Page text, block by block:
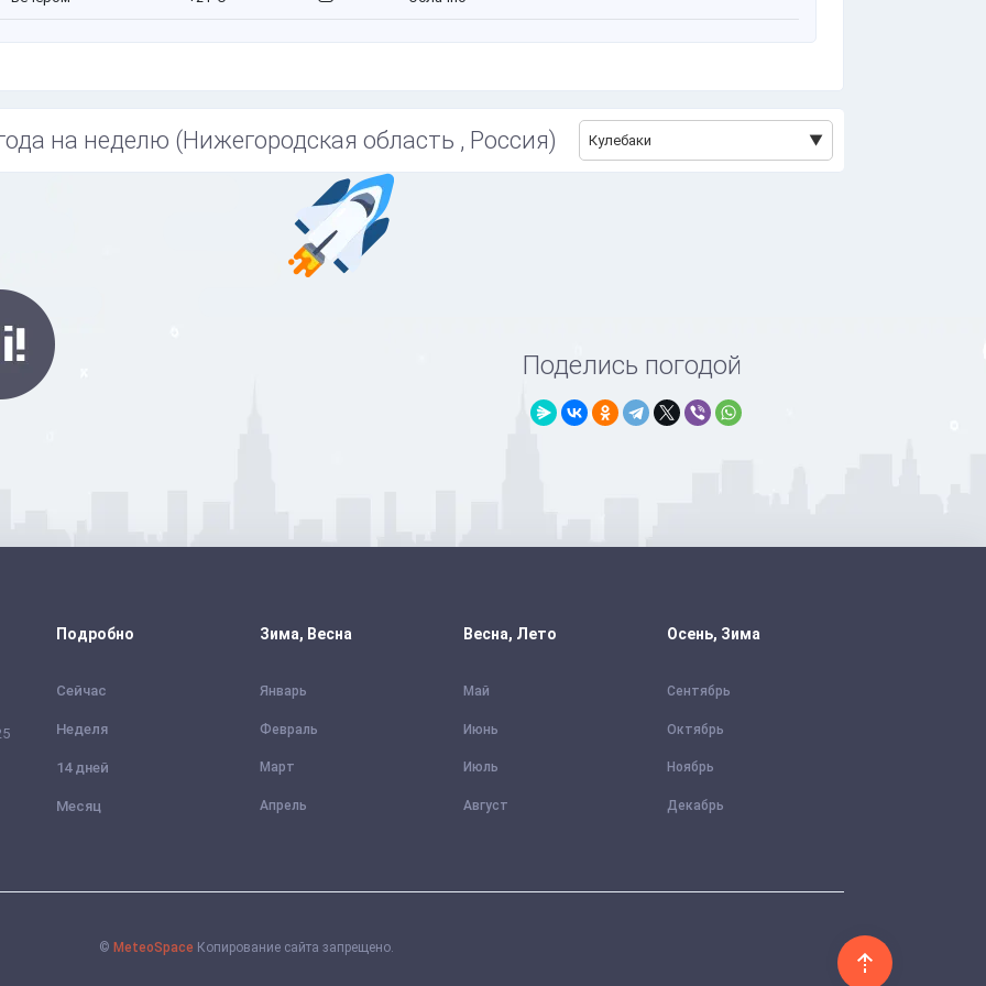
на неделю (Нижегородская область , Россия) Кулебаки
Поделись погодой
Подробно
Сейчас
Неделя
14 дней
Месяц
Зима, Весна
Январь
Февраль
Март
Апрель
Весна, Лето
Май
Июнь
Июль
Август
Осень, Зима
Сентябрь
Октябрь
Ноябрь
Декабрь
© MeteoSpace Копирование сайта запрещено.